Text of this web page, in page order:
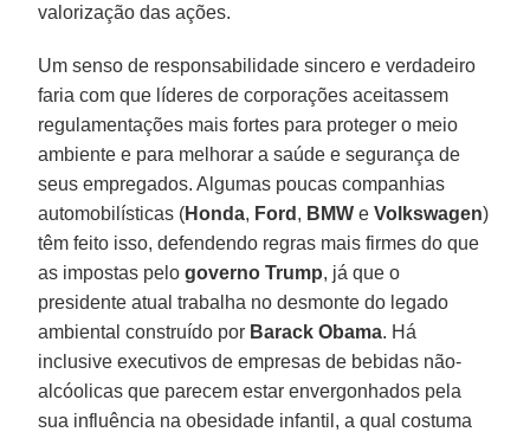
valorização das ações.
Um senso de responsabilidade sincero e verdadeiro
faria com que líderes de corporações aceitassem
regulamentações mais fortes para proteger o meio
ambiente e para melhorar a saúde e segurança de
seus empregados. Algumas poucas companhias
automobilísticas (Honda, Ford , BMW eVolkswagen)
têm feito isso, defendendo regras mais firmes do que
as impostas pelogoverno Trump, já que o
presidente atual trabalha no desmonte do legado
ambiental construído por Barack Obama. Há
inclusive executivos de empresas de bebidas não-
alcóolicas que parecem estar envergonhados pela
sua influência na obesidade infantil, a qual costuma